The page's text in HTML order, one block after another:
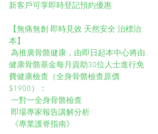
新客戶可享即時登記預約優惠
【無痛無創 即時見效 天然安全 治標治
本】
健康骨骼基金每月資助30位人士進行免
費健康檢查（全身骨骼檢查原價
$1900）：
一對一全身骨骼檢查
即場專家報告講解分析
《專業護脊指南》